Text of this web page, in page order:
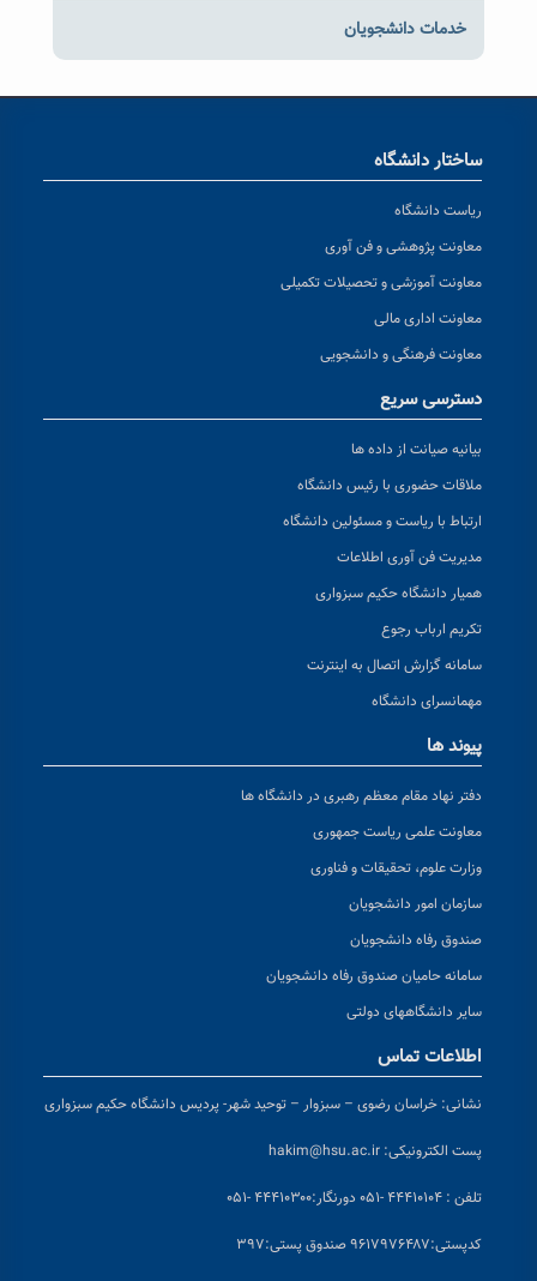
خدمات دانشجویان
ساختار دانشگاه
ریاست دانشگاه
معاونت پژوهشی و فن آوری
معاونت آموزشی و تحصیلات تکمیلی
معاونت اداری مالی
معاونت فرهنگی و دانشجویی
دسترسی سریع
بیانیه صیانت از داده ها
ملاقات حضوری با رئیس دانشگاه
ارتباط با ریاست و مسئولین دانشگاه
مدیریت فن آوری اطلاعات
همیار دانشگاه حکیم سبزواری
تکریم ارباب رجوع
سامانه گزارش اتصال به اینترنت
مهمانسرای دانشگاه
پیوند ها
دفتر نهاد مقام معظم رهبری در دانشگاه ها
معاونت علمی ریاست جمهوری
وزارت علوم، تحقیقات و فناوری
سازمان امور دانشجویان
صندوق رفاه دانشجویان
سامانه حامیان صندوق رفاه دانشجویان
سایر دانشگاههای دولتی
اطلاعات تماس
نشانی: خراسان رضوی – سبزوار – توحید شهر- پردیس دانشگاه حکیم سبزواری
پست الکترونیکی: hakim@hsu.ac.ir
تلفن : ۴۴۴۱۰۱۰۴ -۰۵۱ دورنگار:۴۴۴۱۰۳۰۰ -۰۵۱
کدپستی:۹۶۱۷۹۷۶۴۸۷ صندوق پستی:۳۹۷